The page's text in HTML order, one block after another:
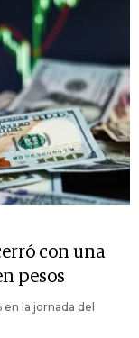
con una
pesos
la jornada del